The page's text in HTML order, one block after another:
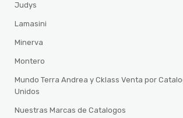
Judys
Lamasini
Minerva
Montero
Mundo Terra Andrea y Cklass Venta por
Unidos
Nuestras Marcas de Catalogos